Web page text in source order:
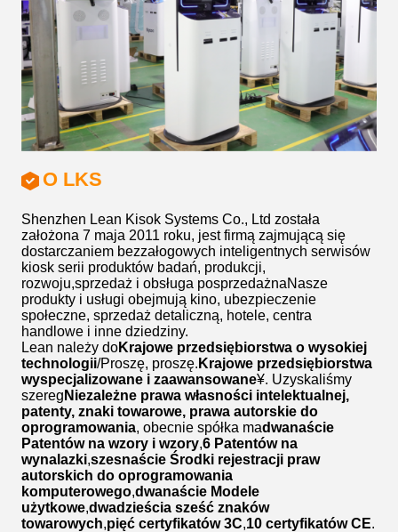
O LKS
Shenzhen Lean Kisok Systems Co., Ltd została
założona 7 maja 2011 roku, jest firmą zajmującą się
dostarczaniem bezzałogowych inteligentnych serwisów
kiosk serii produktów badań, produkcji,
rozwoju,sprzedaż i obsługa posprzedażnaNasze
produkty i usługi obejmują kino, ubezpieczenie
społeczne, sprzedaż detaliczną, hotele, centra
handlowe i inne dziedziny.
Lean należy doKrajowe przedsiębiorstwa o wysokiej
technologii/Proszę, proszę. Krajowe przedsiębiorstwa
wyspecjalizowane i zaawansowane¥. Uzyskaliśmy
szereg Niezależne prawa własności intelektualnej,
patenty, znaki towarowe, prawa autorskie do
oprogramowania, obecnie spółka madwanaście
Patentów na wzory i wzory,6 Patentów na
wynalazki,szesnaście Środki rejestracji praw
autorskich do oprogramowania
komputerowego,dwanaście Modele
użytkowe,dwadzieścia sześć znaków
towarowych,pięć certyfikatów 3C,10 certyfikatów CE.